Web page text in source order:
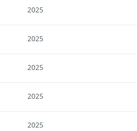
2025
2025
2025
2025
2025